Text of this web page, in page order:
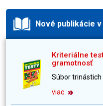
Nové publikácie
Kriteriálne
gramotnosť
Súbor trinástich
viac